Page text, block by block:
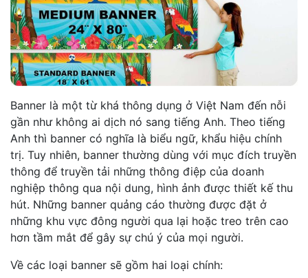
Banner là một từ khá thông dụng ở Việt Nam đến nỗi
gần như không ai dịch nó sang tiếng Anh. Theo tiếng
Anh thì banner có nghĩa là biểu ngữ, khẩu hiệu chính
trị. Tuy nhiên, banner thường dùng với mục đích truyền
thông để truyền tải những thông điệp của doanh
nghiệp thông qua nội dung, hình ảnh được thiết kế thu
hút. Những banner quảng cáo thường được đặt ở
những khu vực đông người qua lại hoặc treo trên cao
hơn tầm mắt để gây sự chú ý của mọi người.
Về các loại banner sẽ gồm hai loại chính: